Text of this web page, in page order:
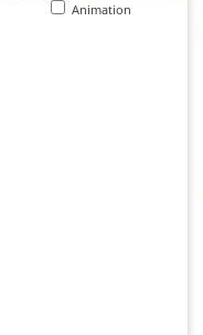
Animation